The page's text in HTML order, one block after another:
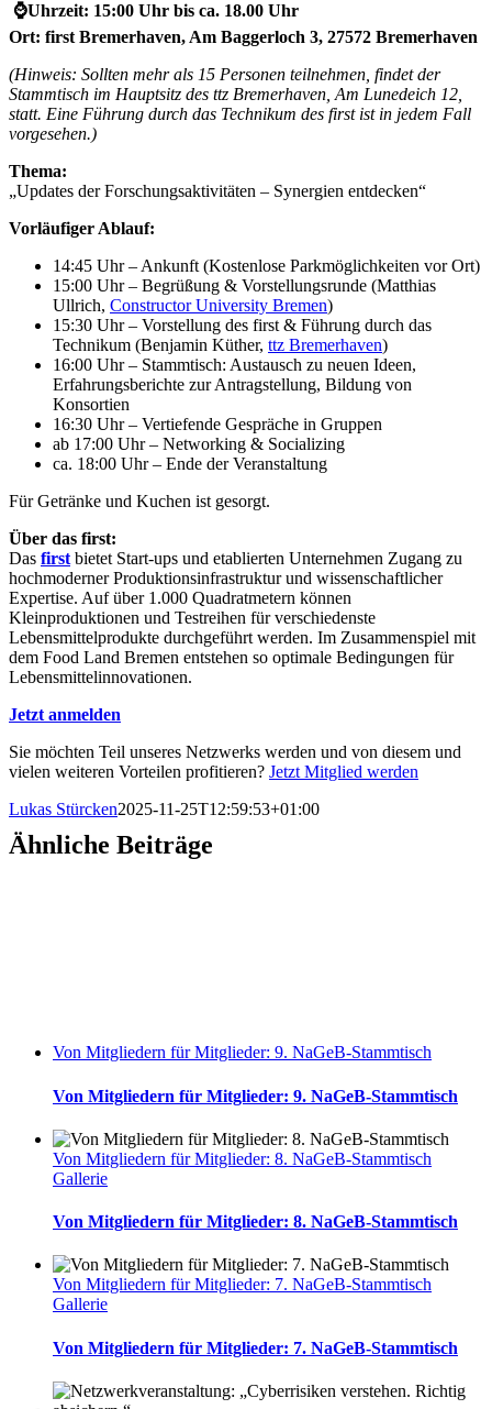
⌚Uhrzeit: 15:00 Uhr bis ca. 18.00 Uhr
Ort: first Bremerhaven, Am Baggerloch 3, 27572 Bremerhaven
(Hinweis: Sollten mehr als 15 Personen teilnehmen, findet der
Stammtisch im Hauptsitz des ttz Bremerhaven, Am Lunedeich 12,
statt. Eine Führung durch das Technikum des first ist in jedem Fall
vorgesehen.)
Thema:
„Updates der Forschungsaktivitäten – Synergien entdecken“
Vorläufiger Ablauf:
14:45 Uhr – Ankunft (Kostenlose Parkmöglichkeiten vor Ort)
15:00 Uhr – Begrüßung & Vorstellungsrunde (Matthias
Ullrich, Constructor University Bremen)
15:30 Uhr – Vorstellung des first & Führung durch das
Technikum (Benjamin Küther, ttz Bremerhaven)
16:00 Uhr – Stammtisch: Austausch zu neuen Ideen,
Erfahrungsberichte zur Antragstellung, Bildung von
Konsortien
16:30 Uhr – Vertiefende Gespräche in Gruppen
ab 17:00 Uhr – Networking & Socializing
ca. 18:00 Uhr – Ende der Veranstaltung
Für Getränke und Kuchen ist gesorgt.
Über das first:
Das first bietet Start-ups und etablierten Unternehmen Zugang zu
hochmoderner Produktionsinfrastruktur und wissenschaftlicher
Expertise. Auf über 1.000 Quadratmetern können
Kleinproduktionen und Testreihen für verschiedenste
Lebensmittelprodukte durchgeführt werden. Im Zusammenspiel mit
dem Food Land Bremen entstehen so optimale Bedingungen für
Lebensmittelinnovationen.
Jetzt anmelden
Sie möchten Teil unseres Netzwerks werden und von diesem und
vielen weiteren Vorteilen profitieren? Jetzt Mitglied werden
Lukas Stürcken2025-11-25T12:59:53+01:00
Ähnliche Beiträge
Von Mitgliedern für Mitglieder: 9. NaGeB-Stammtisch
Von Mitgliedern für Mitglieder: 9. NaGeB-Stammtisch
Von Mitgliedern für Mitglieder: 8. NaGeB-Stammtisch
Gallerie
Von Mitgliedern für Mitglieder: 8. NaGeB-Stammtisch
Von Mitgliedern für Mitglieder: 7. NaGeB-Stammtisch
Gallerie
Von Mitgliedern für Mitglieder: 7. NaGeB-Stammtisch